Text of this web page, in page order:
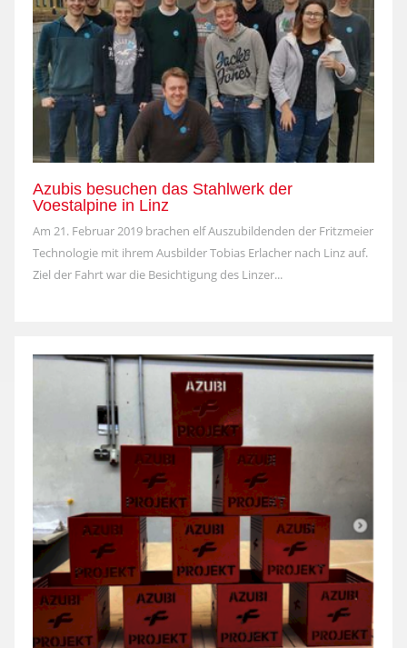
Azubis besuchen das Stahlwerk der
Voestalpine in Linz
Am 21. Februar 2019 brachen elf Auszubildenden der Fritzmeier
Technologie mit ihrem Ausbilder Tobias Erlacher nach Linz auf.
Ziel der Fahrt war die Besichtigung des Linzer...